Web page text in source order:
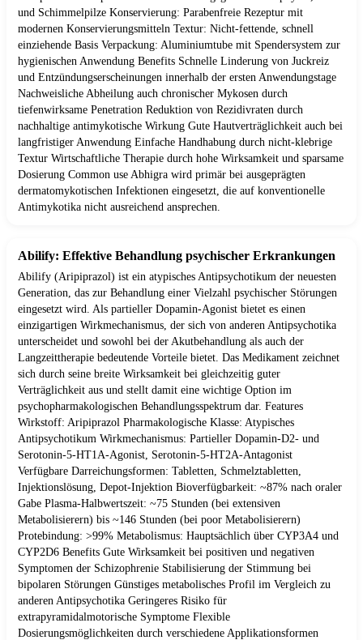
und Schimmelpilze Konservierung: Parabenfreie Rezeptur mit
modernen Konservierungsmitteln Textur: Nicht-fettende, schnell
einziehende Basis Verpackung: Aluminiumtube mit Spendersystem zur
hygienischen Anwendung Benefits Schnelle Linderung von Juckreiz
und Entzündungserscheinungen innerhalb der ersten Anwendungstage
Nachweisliche Abheilung auch chronischer Mykosen durch
tiefenwirksame Penetration Reduktion von Rezidivraten durch
nachhaltige antimykotische Wirkung Gute Hautverträglichkeit auch bei
langfristiger Anwendung Einfache Handhabung durch nicht-klebrige
Textur Wirtschaftliche Therapie durch hohe Wirksamkeit und sparsame
Dosierung Common use Abhigra wird primär bei ausgeprägten
dermatomykotischen Infektionen eingesetzt, die auf konventionelle
Antimykotika nicht ausreichend ansprechen.
Abilify: Effektive Behandlung psychischer Erkrankungen
Abilify (Aripiprazol) ist ein atypisches Antipsychotikum der neuesten
Generation, das zur Behandlung einer Vielzahl psychischer Störungen
eingesetzt wird. Als partieller Dopamin-Agonist bietet es einen
einzigartigen Wirkmechanismus, der sich von anderen Antipsychotika
unterscheidet und sowohl bei der Akutbehandlung als auch der
Langzeittherapie bedeutende Vorteile bietet. Das Medikament zeichnet
sich durch seine breite Wirksamkeit bei gleichzeitig guter
Verträglichkeit aus und stellt damit eine wichtige Option im
psychopharmakologischen Behandlungsspektrum dar. Features
Wirkstoff: Aripiprazol Pharmakologische Klasse: Atypisches
Antipsychotikum Wirkmechanismus: Partieller Dopamin-D2- und
Serotonin-5-HT1A-Agonist, Serotonin-5-HT2A-Antagonist
Verfügbare Darreichungsformen: Tabletten, Schmelztabletten,
Injektionslösung, Depot-Injektion Bioverfügbarkeit: ~87% nach oraler
Gabe Plasma-Halbwertszeit: ~75 Stunden (bei extensiven
Metabolisierern) bis ~146 Stunden (bei poor Metabolisierern)
Protebindung: >99% Metabolismus: Hauptsächlich über CYP3A4 und
CYP2D6 Benefits Gute Wirksamkeit bei positiven und negativen
Symptomen der Schizophrenie Stabilisierung der Stimmung bei
bipolaren Störungen Günstiges metabolisches Profil im Vergleich zu
anderen Antipsychotika Geringeres Risiko für
extrapyramidalmotorische Symptome Flexible
Dosierungsmöglichkeiten durch verschiedene Applikationsformen